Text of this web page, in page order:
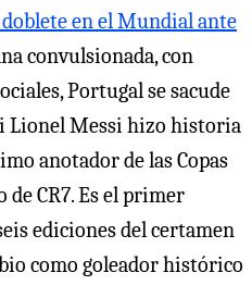
en el Mundial ante
convulsionada, con
Portugal se sacude
Lionel Messi hizo historia
anotador de las Copas
CR7. Es el primer
ediciones del certamen
como goleador histórico